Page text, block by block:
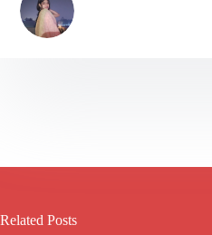
Related Posts